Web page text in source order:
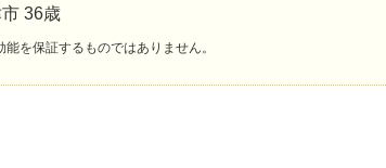
36歳
を保証するものではありません。